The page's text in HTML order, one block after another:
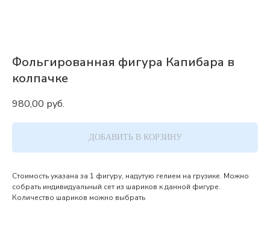
Фольгированная фигура Капибара в
колпачке
980,00 руб.
ДОБАВИТЬ В КОРЗИНУ
Стоимость указана за 1 фигуру, надутую гелием на грузике. Можно
собрать индивидуальный сет из шариков к данной фигуре.
Количество шариков можно выбрать